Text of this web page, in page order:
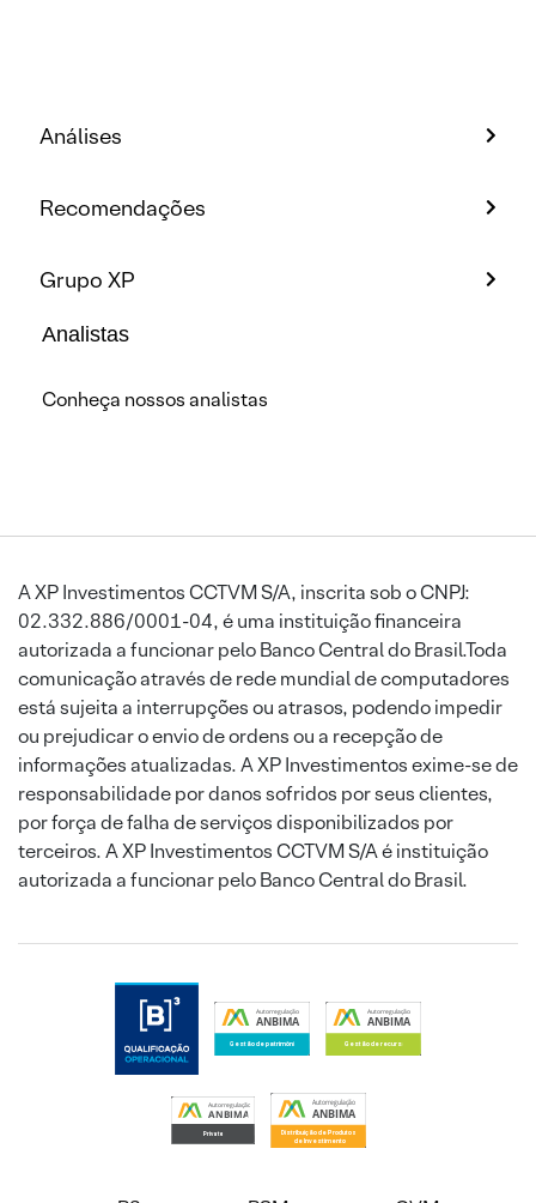
Análises
Recomendações
Grupo XP
Analistas
Conheça nossos analistas
A XP Investimentos CCTVM S/A, inscrita sob o CNPJ:
02.332.886/0001-04, é uma instituição financeira
autorizada a funcionar pelo Banco Central do Brasil.Toda
comunicação através de rede mundial de computadores
está sujeita a interrupções ou atrasos, podendo impedir
ou prejudicar o envio de ordens ou a recepção de
informações atualizadas. A XP Investimentos exime-se de
responsabilidade por danos sofridos por seus clientes,
por força de falha de serviços disponibilizados por
terceiros. A XP Investimentos CCTVM S/A é instituição
autorizada a funcionar pelo Banco Central do Brasil.